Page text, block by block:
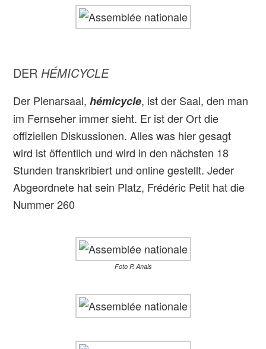
DERHÉMICYCLE
Der Plenarsaal,hémicycle, ist der Saal, den man
im Fernseher immer sieht. Er ist der Ort die
offiziellen Diskussionen. Alles was hier gesagt
wird ist öffentlich und wird in den nächsten 18
Stunden transkribiert und online gestellt. Jeder
Abgeordnete hat sein Platz, Frédéric Petit hat die
Nummer 260
Foto P. Anais